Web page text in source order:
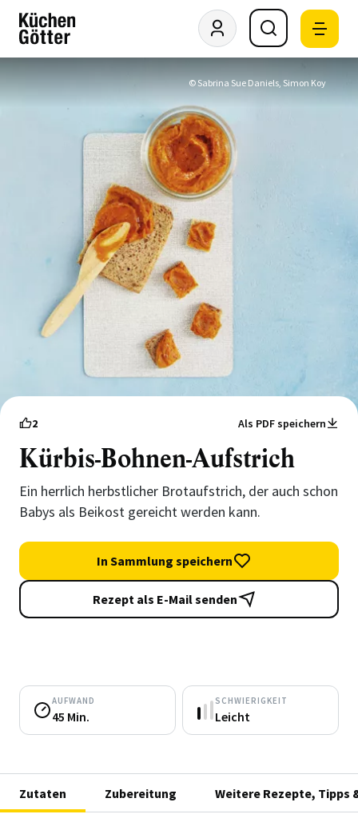
© Sabrina Sue Daniels, Simon Koy
2 Als PDF speichern
Kürbis-Bohnen-Aufstrich
Ein herrlich herbstlicher Brotaufstrich, der auch schon
Babys als Beikost gereicht werden kann.
In Sammlung speichern
Rezept als E-Mail senden
AUFWAND
45 Min.
SCHWIERIGKEIT
Leicht
Zutaten Zubereitung Weitere Rezepte, Tipps